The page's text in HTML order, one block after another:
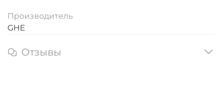
Производитель
GHE
Отзывы